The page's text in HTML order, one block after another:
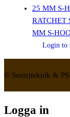
RATCHET
MM S-
Login to
© Smörjteknik &
Logga in